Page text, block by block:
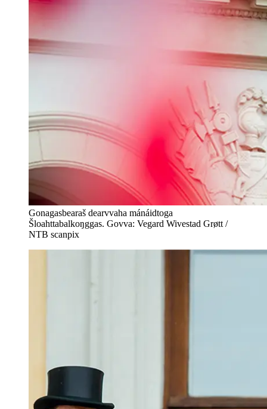
Gonagasbearaš dearvvaha mánáidtoga
Šloahttabalkoŋggas. Govva: Vegard Wivestad Grøtt /
NTB scanpix